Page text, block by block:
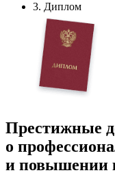
3. Диплом
Престижные
о
и повышении